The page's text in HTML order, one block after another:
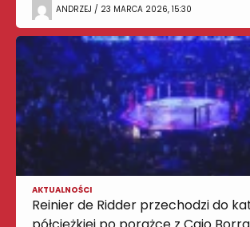
ANDRZEJ / 23 MARCA 2026, 15:30
AKTUALNOŚCI
Reinier de Ridder przechodzi do